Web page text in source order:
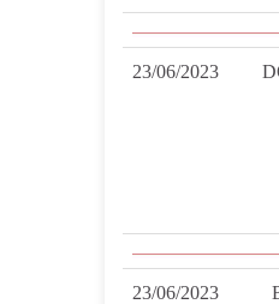
23/06/2023
23/06/2023